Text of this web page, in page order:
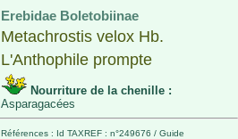
Erebidae Boletobiinae
Metachrostis velox Hb.
L'Anthophile prompte
Nourriture de la chenille :
Asparagacées
Références : Id TAXREF : n°249676 / Guide